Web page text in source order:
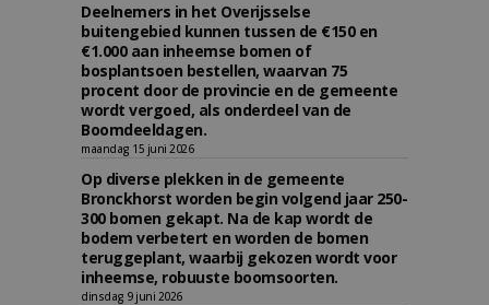
Deelnemers in het Overijsselse
buitengebied kunnen tussen de €150 en
€1.000 aan inheemse bomen of
bosplantsoen bestellen, waarvan 75
procent door de provincie en de gemeente
wordt vergoed, als onderdeel van de
Boomdeeldagen.
maandag 15 juni 2026
Op diverse plekken in de gemeente
Bronckhorst worden begin volgend jaar 250-
300 bomen gekapt. Na de kap wordt de
bodem verbetert en worden de bomen
teruggeplant, waarbij gekozen wordt voor
inheemse, robuuste boomsoorten.
dinsdag 9 juni 2026